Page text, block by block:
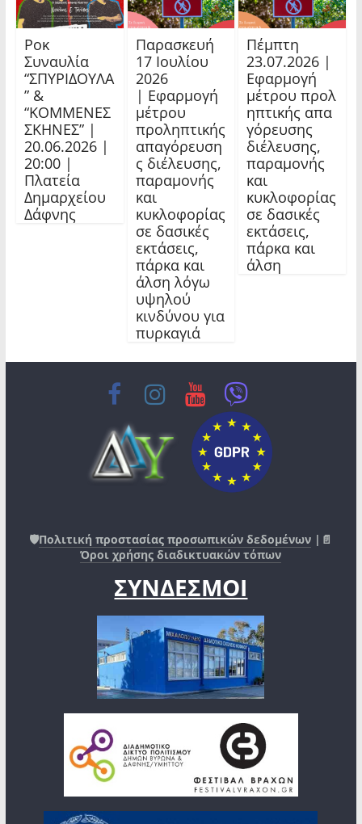
Ροκ
Συναυλία
“ΣΠΥΡΙΔΟΥΛΑ
” &
“ΚΟΜΜΕΝΕΣ
ΣΚΗΝΕΣ” |
20.06.2026 |
20:00 |
Πλατεία
Δημαρχείου
Δάφνης
Παρασκευή
17 Ιουλίου
2026
| Εφαρμογή
μέτρου
προληπτικής
απαγόρευση
ς διέλευσης,
παραμονής
και
κυκλοφορίας
σε δασικές
εκτάσεις,
πάρκα και
άλση λόγω
υψηλού
κινδύνου για
πυρκαγιά
Πέμπτη
23.07.2026 |
Εφαρμογή
μέτρου προλ
ηπτικής απα
γόρευσης
διέλευσης,
παραμονής
και
κυκλοφορίας
σε δασικές
εκτάσεις,
πάρκα και
άλση
🛡️Πολιτική προστασίας προσωπικών δεδομένων |📄
Όροι χρήσης διαδικτυακών τόπων
ΣΥΝΔΕΣΜΟΙ